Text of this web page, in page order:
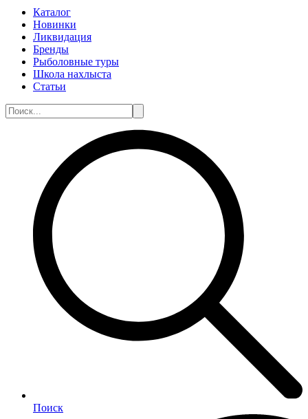
Каталог
Новинки
Ликвидация
Бренды
Рыболовные туры
Школа нахлыста
Статьи
Поиск